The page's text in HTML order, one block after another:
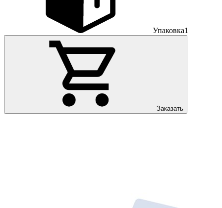
Упаковка1
Заказать